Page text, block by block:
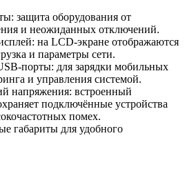
защита оборудования от
и неожиданных отключений.
на LCD-экране отображаются
и параметры сети.
порты: для зарядки мобильных
и управления системой.
напряжения: встроенный
подключённые устройства
помех.
габариты для удобного